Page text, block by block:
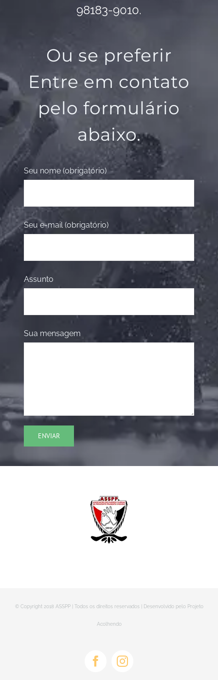
98183-9010.
Ou se preferir
Entre em contato
pelo formulário
abaixo.
Seu nome (obrigatório)
Seu e-mail (obrigatório)
Assunto
Sua mensagem
© Copyright 2018 ASSPP | Todos os direitos reservados | Desenvolvido pelo Projeto
Acolhendo
FacebookInstagram